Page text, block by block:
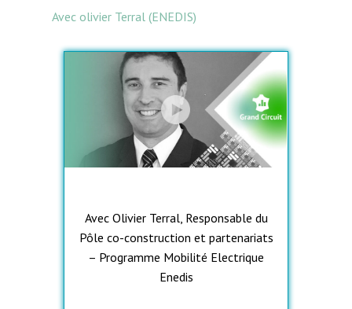
Avec olivier Terral (ENEDIS)
Avec Olivier Terral, Responsable du
Pôle co-construction et partenariats
– Programme Mobilité Electrique
Enedis